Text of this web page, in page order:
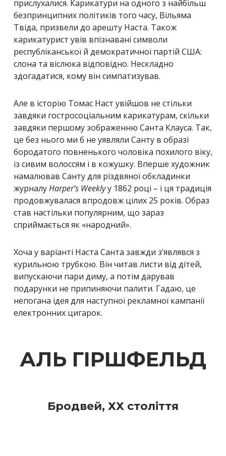
прислухалися. Карикатури на одного з найбільш
безпринципних політиків того часу, Вільяма
Твіда, призвели до арешту Наста. Також
карикатурист увів впізнавані символи
республіканської й демократичної партій США:
слона та віслюка відповідно. Нескладно
здогадатися, кому він симпатизував.
Але в історію Томас Наст увійшов не стільки
завдяки гостросоціальним карикатурам, скільки
завдяки першому зображенню Санта Клауса. Так,
це без нього ми б не уявляли Санту в образі
бородатого повненького чоловіка похилого віку,
із сивим волоссям і в кожушку. Вперше художник
намалював Санту для різдвяної обкладинки
журналуHarper’s Weeklyу 1862 році – і ця традиція
продовжувалася впродовж цілих 25 років. Образ
став настільки популярним, що зараз
сприймається як «народний».
Хоча у варіанті Наста Санта завжди з’являвся з
курильною трубкою. Він читав листи від дітей,
випускаючи пари диму, а потім дарував
подарунки не припиняючи палити. Гадаю, це
непогана ідея для наступної рекламної кампанії
електронних цигарок.
АЛЬ ГІРШФЕЛЬД
Бродвей, ХХ століття